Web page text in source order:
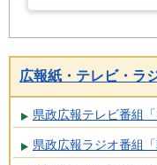
広報紙・テレビ・ラ
県政広報テレビ番組
県政広報ラジオ番組